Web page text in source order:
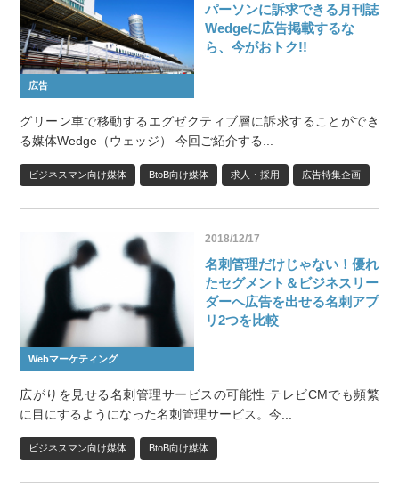
広告
パーソンに訴求できる月刊誌
Wedgeに広告掲載するな
ら、今がおトク!!
グリーン車で移動するエグゼクティブ層に訴求することができ
る媒体Wedge（ウェッジ） 今回ご紹介する...
ビジネスマン向け媒体 BtoB向け媒体 求人・採用 広告特集企画
Webマーケティング
2018/12/17
名刺管理だけじゃない！優れ
たセグメント＆ビジネスリー
ダーへ広告を出せる名刺アプ
リ2つを比較
広がりを見せる名刺管理サービスの可能性 テレビCMでも頻繁
に目にするようになった名刺管理サービス。今...
ビジネスマン向け媒体 BtoB向け媒体